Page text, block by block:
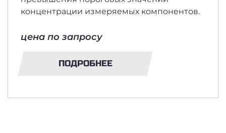
концентрации измеряемых компонентов.
цена по запросу
ПОДРОБНЕЕ